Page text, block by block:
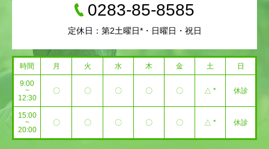
0283-85-8585
定休日：第2土曜日*・日曜日・祝日
時間 月 火 水 木 金 土 日
9:00
~
12:30
〇 〇 〇 〇 〇 △ * 休診
15:00
~
20:00
〇 〇 〇 〇 〇 △ * 休診